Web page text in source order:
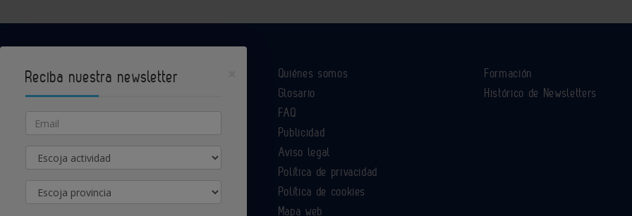
Contacte con nosotros
Quiénes somos
Glosario
FAQ
Publicidad
Aviso legal
Política de privacidad
Política de cookies
Mapa web
Formación
Histórico de Newsletters
Reciba nuestra newsletter
Email
Actividad
Provincia